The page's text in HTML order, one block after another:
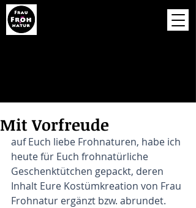
Mit Vorfreude
auf Euch liebe Frohnaturen, habe ich
heute für Euch frohnatürliche
Geschenktütchen gepackt, deren
Inhalt Eure Kostümkreation von Frau
Frohnatur ergänzt bzw. abrundet.